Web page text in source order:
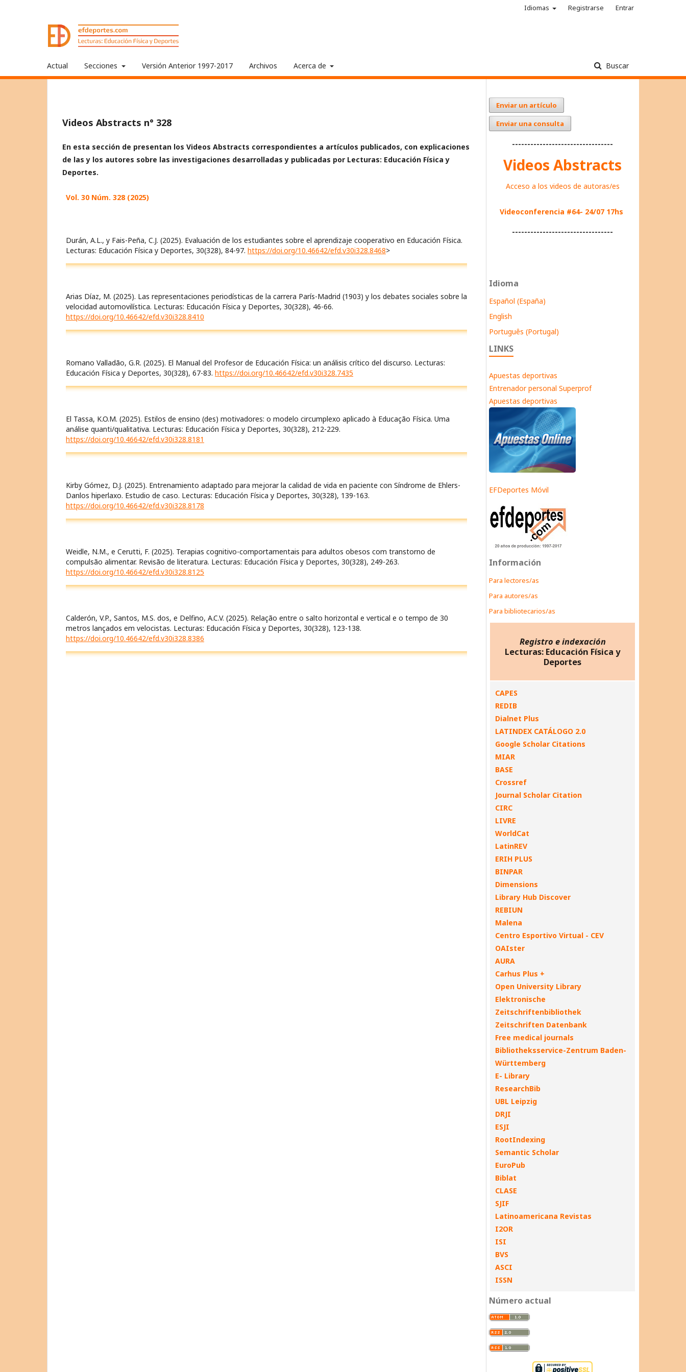
Actual Secciones Versión Anterior 1997-2017 Archivos Acerca de Buscar
Idiomas Registrarse Entrar
Videos Abstracts n° 328
En esta sección de presentan los Videos Abstracts correspondientes a artículos publicados, con explicaciones
de las y los autores sobre las investigaciones desarrolladas y publicadas por Lecturas: Educación Física y
Deportes.
Vol. 30 Núm. 328 (2025)
Durán, A.L., y Fais-Peña, C.J. (2025). Evaluación de los estudiantes sobre el aprendizaje cooperativo en Educación Física.
Lecturas: Educación Física y Deportes, 30(328), 84-97. https://doi.org/10.46642/efd.v30i328.8468>
Arias Díaz, M. (2025). Las representaciones periodísticas de la carrera París-Madrid (1903) y los debates sociales sobre la
velocidad automovilística. Lecturas: Educación Física y Deportes, 30(328), 46-66.
https://doi.org/10.46642/efd.v30i328.8410
Romano Valladão, G.R. (2025). El Manual del Profesor de Educación Física: un análisis crítico del discurso. Lecturas:
Educación Física y Deportes, 30(328), 67-83. https://doi.org/10.46642/efd.v30i328.7435
El Tassa, K.O.M. (2025). Estilos de ensino (des) motivadores: o modelo circumplexo aplicado à Educação Física. Uma
análise quanti/qualitativa. Lecturas: Educación Física y Deportes, 30(328), 212-229.
https://doi.org/10.46642/efd.v30i328.8181
Kirby Gómez, D.J. (2025). Entrenamiento adaptado para mejorar la calidad de vida en paciente con Síndrome de Ehlers-
Danlos hiperlaxo. Estudio de caso. Lecturas: Educación Física y Deportes, 30(328), 139-163.
https://doi.org/10.46642/efd.v30i328.8178
Weidle, N.M., e Cerutti, F. (2025). Terapias cognitivo-comportamentais para adultos obesos com transtorno de
compulsão alimentar. Revisão de literatura. Lecturas: Educación Física y Deportes, 30(328), 249-263.
https://doi.org/10.46642/efd.v30i328.8125
Calderón, V.P., Santos, M.S. dos, e Delfino, A.C.V. (2025). Relação entre o salto horizontal e vertical e o tempo de 30
metros lançados em velocistas. Lecturas: Educación Física y Deportes, 30(328), 123-138.
https://doi.org/10.46642/efd.v30i328.8386
Enviar un artículo
Enviar una consulta
---------------------------------
Videos Abstracts
Acceso a los videos de autoras/es
Videoconferencia #64- 24/07 17hs
---------------------------------
Idioma
Español (España)
English
Português (Portugal)
LINKS
Apuestas deportivas
Entrenador personal Superprof
Apuestas deportivas
EFDeportes Móvil
Información
Para lectores/as
Para autores/as
Para bibliotecarios/as
Registro e indexación
Lecturas: Educación Física y
Deportes
CAPES
REDIB
Dialnet Plus
LATINDEX CATÁLOGO 2.0
Google Scholar Citations
MIAR
BASE
Crossref
Journal Scholar Citation
CIRC
LIVRE
WorldCat
LatinREV
ERIH PLUS
BINPAR
Dimensions
Library Hub Discover
REBIUN
Malena
Centro Esportivo Virtual - CEV
OAIster
AURA
Carhus Plus +
Open University Library
Elektronische
Zeitschriftenbibliothek
Zeitschriften Datenbank
Free medical journals
Bibliotheksservice-Zentrum Baden-
Württemberg
E- Library
ResearchBib
UBL Leipzig
DRJI
ESJI
RootIndexing
Semantic Scholar
EuroPub
Biblat
CLASE
SJIF
Latinoamericana Revistas
I2OR
ISI
BVS
ASCI
ISSN
Número actual